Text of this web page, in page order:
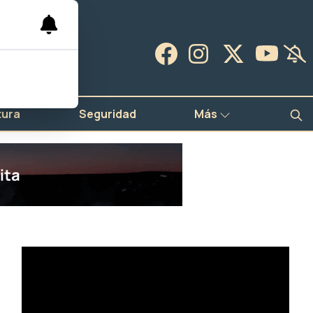
Seguridad Más